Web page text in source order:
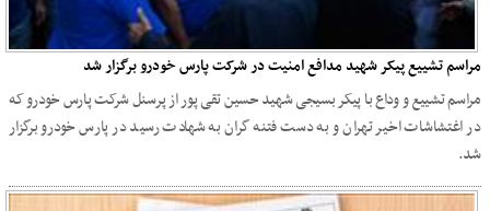
مراسم تشییع پیکر شهید مدافع امنیت در شرکت پارس خودرو برگزار شد
مراسم تشییع و وداع با پیکر بسیجی شهید حسین تقی پور از پرسنل شرکت پارس خودرو که
در اغتشاشات اخیر تهران و به دست فتنه گران به شهادت رسید در پارس خودرو برگزار
شد.